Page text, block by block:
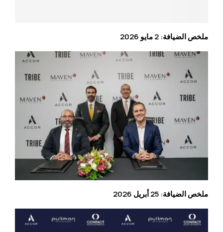
ملخص الضيافة: 2 مايو 2026
ملخص الضيافة: 25 أبريل 2026